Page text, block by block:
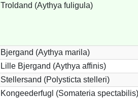
Troldand (Aythya fuligula)
Bjergand (Aythya marila)
Lille Bjergand (Aythya affinis)
Stellersand (Polysticta stelleri)
Kongeederfugl (Somateria spectabilis)